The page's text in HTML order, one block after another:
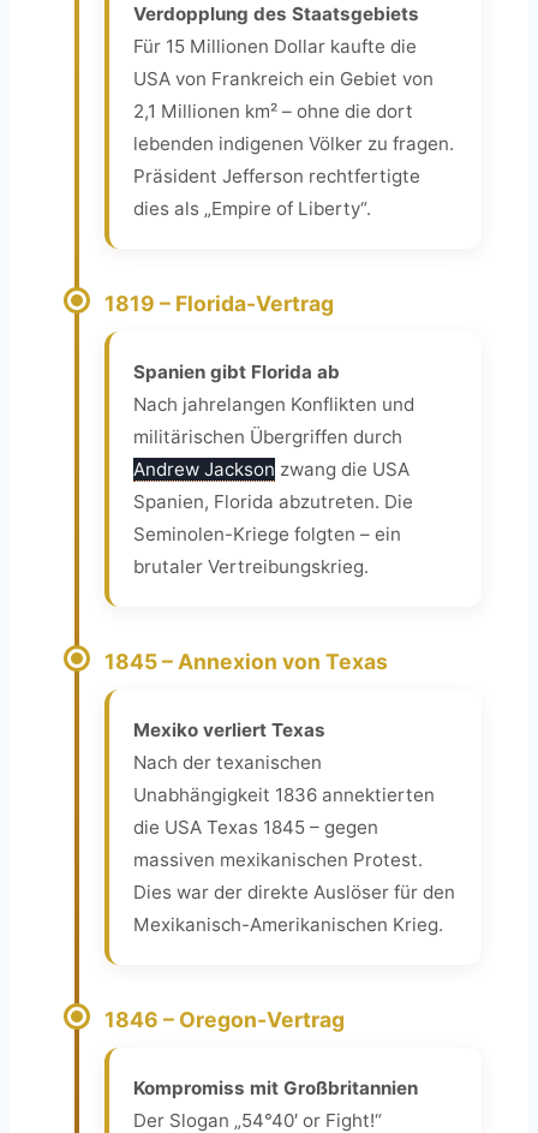
Verdopplung des Staatsgebiets
Für 15 Millionen Dollar kaufte die
USA von Frankreich ein Gebiet von
2,1 Millionen km² – ohne die dort
lebenden indigenen Völker zu fragen.
Präsident Jefferson rechtfertigte
dies als „Empire of Liberty“.
1819 – Florida-Vertrag
Spanien gibt Florida ab
Nach jahrelangen Konflikten und
militärischen Übergriffen durch
Andrew Jackson zwang die USA
Spanien, Florida abzutreten. Die
Seminolen-Kriege folgten – ein
brutaler Vertreibungskrieg.
1845 – Annexion von Texas
Mexiko verliert Texas
Nach der texanischen
Unabhängigkeit 1836 annektierten
die USA Texas 1845 – gegen
massiven mexikanischen Protest.
Dies war der direkte Auslöser für den
Mexikanisch-Amerikanischen Krieg.
1846 – Oregon-Vertrag
Kompromiss mit Großbritannien
Der Slogan „54°40′ or Fight!“